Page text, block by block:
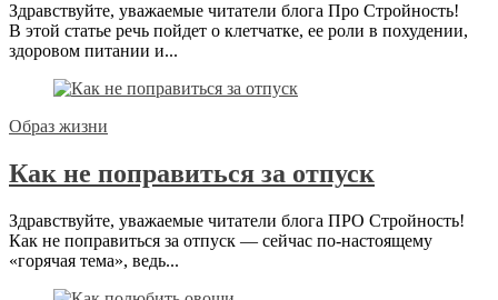
Здравствуйте, уважаемые читатели блога Про Стройность!
В этой статье речь пойдет о клетчатке, ее роли в похудении,
здоровом питании и...
Образ жизни
Как не поправиться за отпуск
Здравствуйте, уважаемые читатели блога ПРО Стройность!
Как не поправиться за отпуск — сейчас по-настоящему
«горячая тема», ведь...